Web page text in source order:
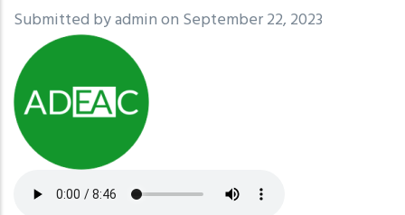
Submitted byadminon September 22, 2023